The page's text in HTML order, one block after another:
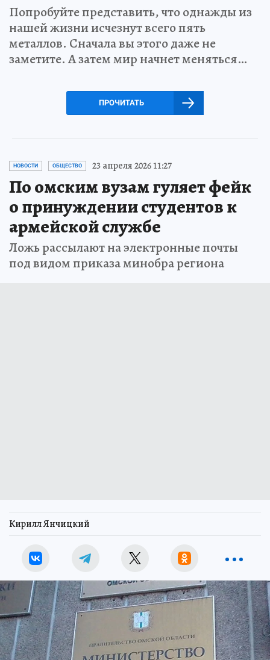
Попробуйте представить, что однажды из
нашей жизни исчезнут всего пять
металлов. Сначала вы этого даже не
заметите. А затем мир начнет меняться…
ПРОЧИТАТЬ
НОВОСТИ ОБЩЕСТВО 23 апреля 2026 11:27
По омским вузам гуляет фейк
о принуждении студентов к
армейской службе
Ложь рассылают на электронные почты
под видом приказа минобра региона
Кирилл Янчицкий